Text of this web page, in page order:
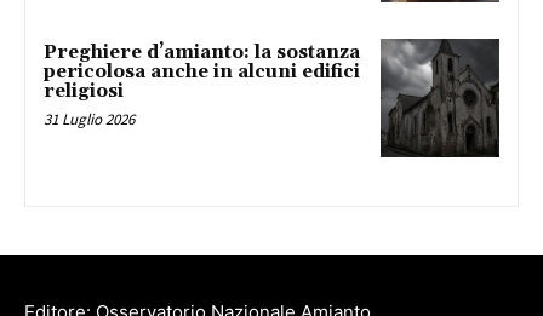
Preghiere d’amianto: la sostanza
pericolosa anche in alcuni edifici
religiosi
31 Luglio 2026